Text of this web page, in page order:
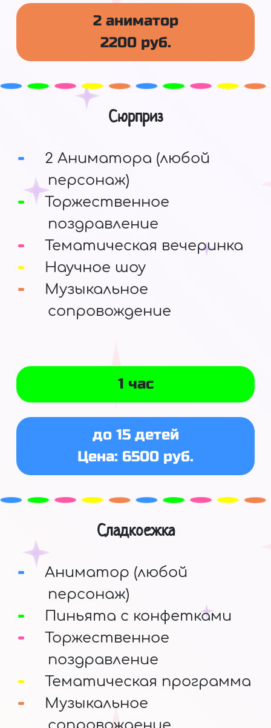
2 аниматор
2200 руб.
Сюрприз
2 Аниматора (любой
персонаж)
Торжественное
поздравление
Тематическая вечеринка
Научное шоу
Музыкальное
сопровождение
1 час
до 15 детей
Цена: 6500 руб.
Сладкоежка
Аниматор (любой
персонаж)
Пиньята с конфетками
Торжественное
поздравление
Тематическая программа
Музыкальное